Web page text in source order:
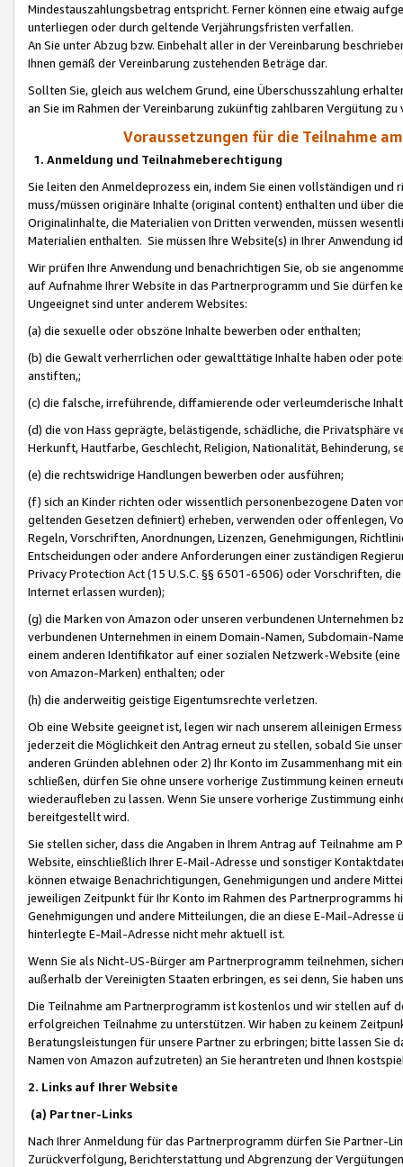
Mindestauszahlungsbetrag entspricht. Ferner können eine etwaig
unterliegen oder durch geltende Verjährungsfristen verfallen.
An Sie unter Abzug bzw. Einbehalt aller in der Vereinbarung
Ihnen gemäß der Vereinbarung zustehenden Beträge dar.
Sollten Sie, gleich aus welchem Grund, eine Überschusszahlung
an Sie im Rahmen der Vereinbarung zukünftig zahlbaren Vergütung zu
Voraussetzungen für die Teilnahme
1. Anmeldung und Teilnahmeberechtigung
Sie leiten den Anmeldeprozess ein, indem Sie einen vollständigen
muss/müssen originäre Inhalte (original content) enthalten und über
Originalinhalte, die Materialien von Dritten verwenden, müssen
Materialien enthalten. Sie müssen Ihre Website(s) in Ihrer Anwendung
Wir prüfen Ihre Anwendung und benachrichtigen Sie, ob sie
auf Aufnahme Ihrer Website in das Partnerprogramm und Sie dürfen
Ungeeignet sind unter anderem Websites:
(a) die sexuelle oder obszöne Inhalte bewerben oder enthalten;
(b) die Gewalt verherrlichen oder gewalttätige Inhalte haben oder
anstiften,;
(c) die falsche, irreführende, diffamierende oder verleumderische
(d) die von Hass geprägte, belästigende, schädliche, die Privatsphäre
Herkunft, Hautfarbe, Geschlecht, Religion, Nationalität, Behinderung,
(e) die rechtswidrige Handlungen bewerben oder ausführen;
(f) sich an Kinder richten oder wissentlich personenbezogene Daten
geltenden Gesetzen definiert) erheben, verwenden oder offenlegen,
Regeln, Vorschriften, Anordnungen, Lizenzen, Genehmigungen,
Entscheidungen oder andere Anforderungen einer zuständigen
Privacy Protection Act (15 U.S.C. §§ 6501-6506) oder Vorschriften,
Internet erlassen wurden);
(g) die Marken von Amazon oder unseren verbundenen Unternehmen
verbundenen Unternehmen in einem Domain-Namen, Subdomain-
einem anderen Identifikator auf einer sozialen Netzwerk-Website
von Amazon-Marken) enthalten; oder
(h) die anderweitig geistige Eigentumsrechte verletzen.
Ob eine Website geeignet ist, legen wir nach unserem alleinigen
jederzeit die Möglichkeit den Antrag erneut zu stellen, sobald Sie
anderen Gründen ablehnen oder 2) Ihr Konto im Zusammenhang mit
schließen, dürfen Sie ohne unsere vorherige Zustimmung keinen
wiederaufleben zu lassen. Wenn Sie unsere vorherige Zustimmung
bereitgestellt wird.
Sie stellen sicher, dass die Angaben in Ihrem Antrag auf Teilnahme
Website, einschließlich Ihrer E-Mail-Adresse und sonstiger
können etwaige Benachrichtigungen, Genehmigungen und andere
jeweiligen Zeitpunkt für Ihr Konto im Rahmen des Partnerprogramms
Genehmigungen und andere Mitteilungen, die an diese E-Mail-
hinterlegte E-Mail-Adresse nicht mehr aktuell ist.
Wenn Sie als Nicht-US-Bürger am Partnerprogramm teilnehmen,
außerhalb der Vereinigten Staaten erbringen, es sei denn, Sie haben
Die Teilnahme am Partnerprogramm ist kostenlos und wir stellen auf
erfolgreichen Teilnahme zu unterstützen. Wir haben zu keinem
Beratungsleistungen für unsere Partner zu erbringen; bitte lassen Sie
Namen von Amazon aufzutreten) an Sie herantreten und Ihnen
2. Links auf Ihrer Website
(a) Partner-Links
Nach Ihrer Anmeldung für das Partnerprogramm dürfen Sie Partner-
Zurückverfolgung, Berichterstattung und Abgrenzung der